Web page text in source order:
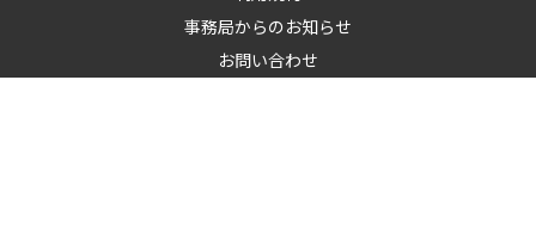
事務局からのお知らせ
お問い合わせ